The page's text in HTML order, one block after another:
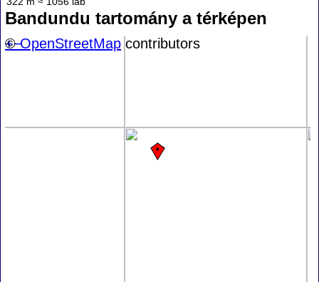
Bandundu tartomány a térképen
+−
©OpenStreetMap contributors